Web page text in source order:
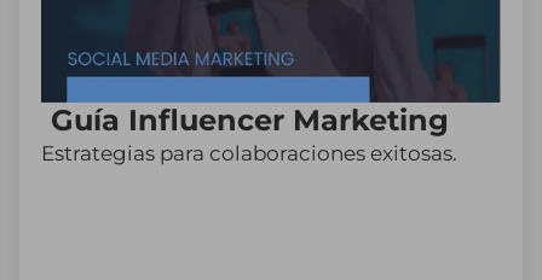
Guía Influencer Marketing
Estrategias para colaboraciones exitosas.